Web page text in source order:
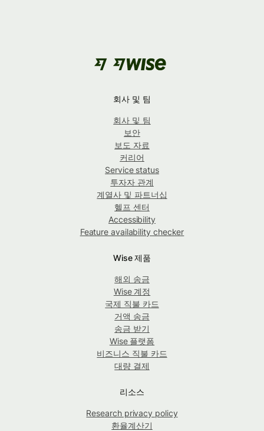
회사 및 팀
회사 및 팀
보안
보도 자료
커리어
Service status
투자자 관계
계열사 및 파트너십
헬프 센터
Accessibility
Feature availability checker
Wise 제품
해외 송금
Wise 계정
국제 직불 카드
거액 송금
송금 받기
Wise 플랫폼
비즈니스 직불 카드
대량 결제
리소스
Research privacy policy
환율계산기